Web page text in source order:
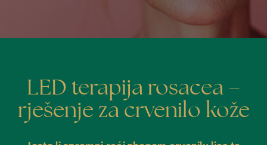
LED terapija rosacea –
rješenje za crvenilo kože